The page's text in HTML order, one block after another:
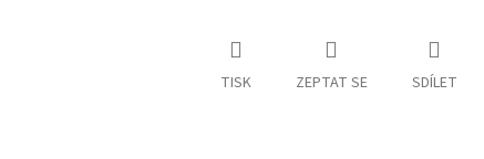
TISK ZEPTAT SE SDÍLET